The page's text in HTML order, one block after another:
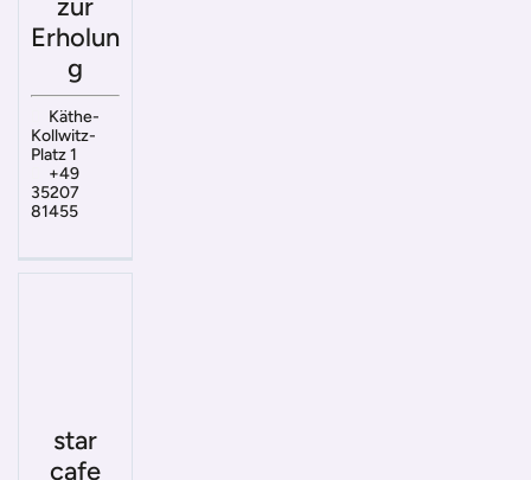
Erholun
g
Käthe-
Kollwitz-
Platz 1
+49
35207
81455
star
cafe